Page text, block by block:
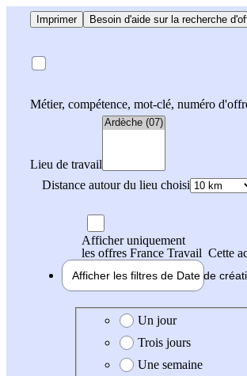
Imprimer Besoin d'aide sur la recherche
Métier, compétence, mot-clé, numéro
Lieu de travail
Distance autour du lieu choisi
Afficher uniquement
les offres France Travail Cette
Afficher les filtres de Date de
Date de création de l'offre
Un jour
Trois jours
Une semaine